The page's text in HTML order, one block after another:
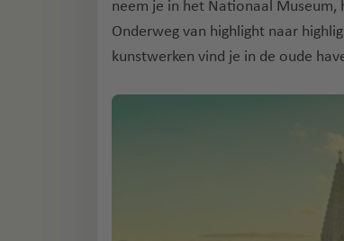
neem je in het Nationaal
Onderweg van highlight naar
kunstwerken vind je in de oude